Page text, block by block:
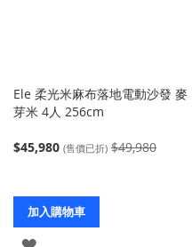
Ele 柔光米麻布落地電動沙發 麥
芽米 4人 256cm
$45,980 (售價已折) $49,980
加入購物車
登